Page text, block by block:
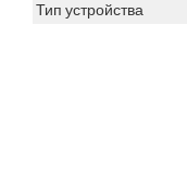
Тип устройства